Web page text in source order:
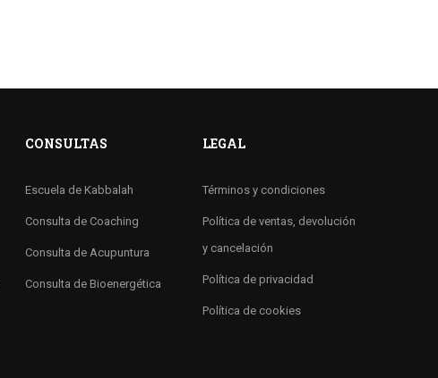
CONSULTAS
Escuela de Kabbalah
Consulta de Coaching
Consulta de Acupuntura
Consulta de Bioenergética
LEGAL
Términos y condiciones
Política de ventas, devolución
y cancelación
Política de privacidad
Política de cookies